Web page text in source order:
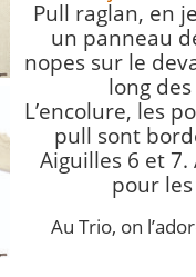
Pull raglan, en
un panneau
nopes sur le
long
L’encolure, les
pull sont
Aiguilles 6 et
pour
Au Trio, on